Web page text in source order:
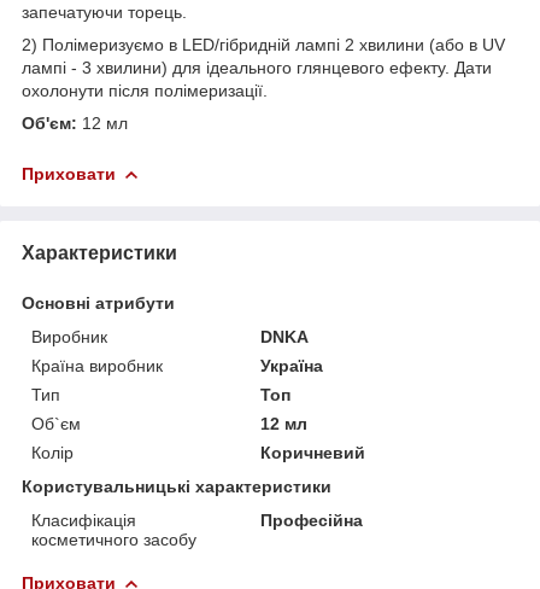
запечатуючи торець.
2) Полімеризуємо в LED/гібридній лампі 2 хвилини (або в UV
лампі - 3 хвилини) для ідеального глянцевого ефекту. Дати
охолонути після полімеризації.
Об'єм: 12 мл
Приховати
Характеристики
Основні атрибути
Виробник
DNKA
Країна виробник
Україна
Тип
Топ
Об`єм
12 мл
Колір
Коричневий
Користувальницькі характеристики
Класифікація
косметичного засобу
Професійна
Приховати